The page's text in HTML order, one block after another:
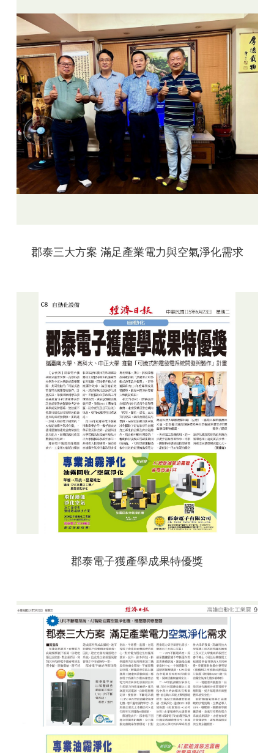
郡泰三大方案 滿足產業電力與空氣淨化需求
郡泰電子獲產學成果特優獎